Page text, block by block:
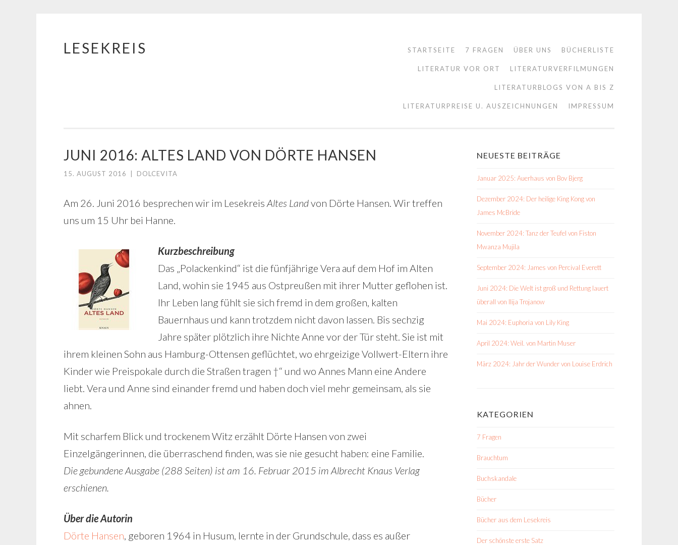
Springe
LESEKREIS STARTSEITE 7 FRAGEN ÜBER UNS BÜCHERLISTE
LITERATUR VOR ORT LITERATURVERFILMUNGEN
LITERATURBLOGS VON A BIS Z
LITERATURPREISE U. AUSZEICHNUNGEN IMPRESSUM
JUNI 2016: ALTES LAND VON DÖRTE HANSEN
15. AUGUST 2016 DOLCEVITA
Am 26. Juni 2016 besprechen wir im Lesekreis Altes Landvon Dörte Hansen. Wir treffen
uns um 15 Uhr bei Hanne.
Kurzbeschreibung
Das „Polackenkind“ ist die fünfjährige Vera auf dem Hof im Alten
Land, wohin sie 1945 aus Ostpreußen mit ihrer Mutter geflohen ist.
Ihr Leben lang fühlt sie sich fremd in dem großen, kalten
Bauernhaus und kann trotzdem nicht davon lassen. Bis sechzig
Jahre später plötzlich ihre Nichte Anne vor der Tür steht. Sie ist mit
ihrem kleinen Sohn aus Hamburg-Ottensen geflüchtet, wo ehrgeizige Vollwert-Eltern ihre
Kinder wie Preispokale durch die Straßen tragen †“ und wo Annes Mann eine Andere
liebt. Vera und Anne sind einander fremd und haben doch viel mehr gemeinsam, als sie
ahnen.
Mit scharfem Blick und trockenem Witz erzählt Dörte Hansen von zwei
Einzelgängerinnen, die überraschend finden, was sie nie gesucht haben: eine Familie.
Die gebundene Ausgabe (288 Seiten) ist am 16. Februar 2015 im Albrecht Knaus Verlag
erschienen.
Über die Autorin
Dörte Hansen, geboren 1964 in Husum, lernte in der Grundschule, dass es außer
NEUESTE BEITRÄGE
Januar 2025: Auerhaus von Bov Bjerg
Dezember 2024: Der heilige King Kong von
James McBride
November 2024: Tanz der Teufel von Fiston
Mwanza Mujila
September 2024: James von Percival Everett
Juni 2024: Die Welt ist groß und Rettung lauert
überall von Ilija Trojanow
Mai 2024: Euphoria von Lily King
April 2024: Weil. von Martin Muser
März 2024: Jahr der Wunder von Louise Erdrich
KATEGORIEN
7 Fragen
Brauchtum
Buchskandale
Bücher
Bücher aus dem Lesekreis
Der schönste erste Satz